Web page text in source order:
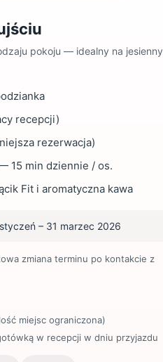
pokoju — idealny na jesienny
recepcji)
rezerwacja)
15 min dziennie / os.
Fit i aromatyczna kawa
– 31 marzec 2026
zmiana terminu po kontakcie z
miejsc ograniczona)
w recepcji w dniu przyjazdu